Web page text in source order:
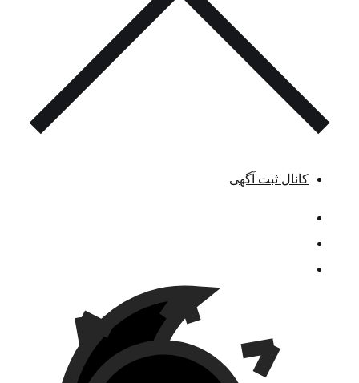
کانال ثبت آگهی